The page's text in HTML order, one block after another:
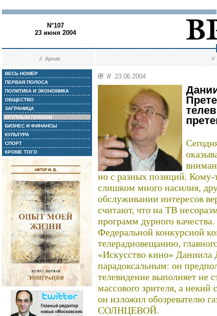
N°107
23 июня 2004
//Архив //
ВЕСЬ НОМЕР
ПЕРВАЯ ПОЛОСА
ПОЛИТИКА И ЭКОНОМИКА
ОБЩЕСТВО
ЗАГРАНИЦА
КРУПНЫМ ПЛАНОМ
БИЗНЕС И ФИНАНСЫ
КУЛЬТУРА
СПОРТ
КРОМЕ ТОГО
// 23.06.2004
но с разных позиций. Кому-
слишком много насилия,
обслуживании интересов
считают, что на ТВ
программ дурного
Федеральной конкурсной
телерадиовещанию,
«Искусство кино»
парадоксальным: он
телевидение выполняет не
массового зрителя, а некий
он изложил обозревателю
СОЛНЦЕВОЙ.